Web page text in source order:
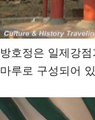
방호정은 일제강
마루로 구성되어